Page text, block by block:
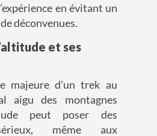
en évitant un
déconvenues.
et ses
majeure d’un trek au
aigu des montagnes
peut poser des
même aux